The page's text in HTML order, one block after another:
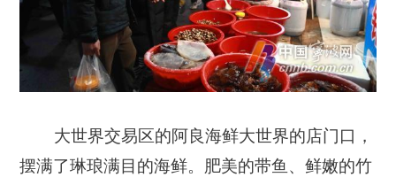
大世界交易区的阿良海鲜大世界的店门口，
摆满了琳琅满目的海鲜。肥美的带鱼、鲜嫩的竹